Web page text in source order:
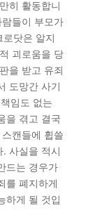
히 활동합니
들이 부모가
닷은 알지
괴로움을 당
을 받고 유죄
도망간 사기
임도 없는
을 겪고 결국
캔들에 휩쓸
사실을 적시
드는 경우가
를 폐지하게
하게 될 것입